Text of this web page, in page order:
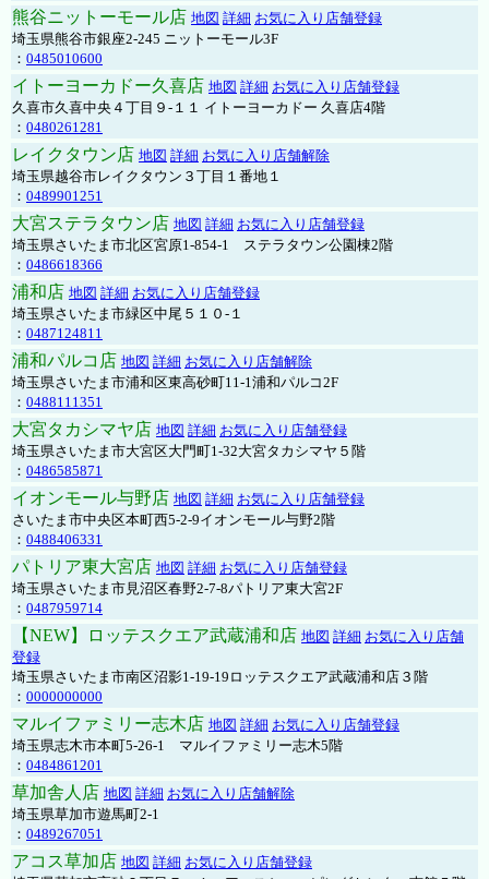
熊谷ニットーモール店 地図 詳細 お気に入り店舗登録
埼玉県熊谷市銀座2-245 ニットーモール3F
： 0485010600
イトーヨーカドー久喜店 地図 詳細 お気に入り店舗登録
久喜市久喜中央４丁目９-１１ イトーヨーカドー 久喜店4階
： 0480261281
レイクタウン店 地図 詳細 お気に入り店舗解除
埼玉県越谷市レイクタウン３丁目１番地１
： 0489901251
大宮ステラタウン店 地図 詳細 お気に入り店舗登録
埼玉県さいたま市北区宮原1-854-1 ステラタウン公園棟2階
： 0486618366
浦和店 地図 詳細 お気に入り店舗登録
埼玉県さいたま市緑区中尾５１０-１
： 0487124811
浦和パルコ店 地図 詳細 お気に入り店舗解除
埼玉県さいたま市浦和区東高砂町11-1浦和パルコ2F
： 0488111351
大宮タカシマヤ店 地図 詳細 お気に入り店舗登録
埼玉県さいたま市大宮区大門町1-32大宮タカシマヤ５階
： 0486585871
イオンモール与野店 地図 詳細 お気に入り店舗登録
さいたま市中央区本町西5-2-9イオンモール与野2階
： 0488406331
パトリア東大宮店 地図 詳細 お気に入り店舗登録
埼玉県さいたま市見沼区春野2-7-8パトリア東大宮2F
： 0487959714
【NEW】ロッテスクエア武蔵浦和店 地図 詳細 お気に入り店舗
登録
埼玉県さいたま市南区沼影1-19-19ロッテスクエア武蔵浦和店３階
： 0000000000
マルイファミリー志木店 地図 詳細 お気に入り店舗登録
埼玉県志木市本町5-26-1 マルイファミリー志木5階
： 0484861201
草加舎人店 地図 詳細 お気に入り店舗解除
埼玉県草加市遊馬町2-1
： 0489267051
アコス草加店 地図 詳細 お気に入り店舗登録